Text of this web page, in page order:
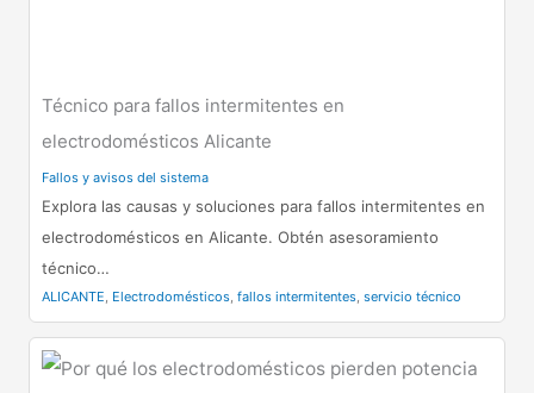
Técnico para fallos intermitentes en
electrodomésticos Alicante
Fallos y avisos del sistema
Explora las causas y soluciones para fallos intermitentes en
electrodomésticos en Alicante. Obtén asesoramiento
técnico…
ALICANTE, Electrodomésticos, fallos intermitentes, servicio técnico